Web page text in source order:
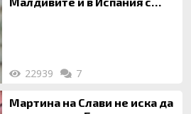
22939 7
Мартина на Слави не иска да